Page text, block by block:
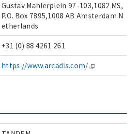
Gustav Mahlerplein 97-103,1082 MS,
P.O. Box 7895,1008 AB Amsterdam N
etherlands
+31 (0) 88 4261 261
https://www.arcadis.com/